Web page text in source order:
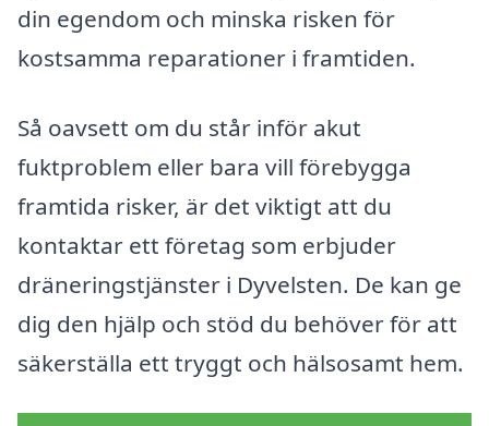
din egendom och minska risken för
kostsamma reparationer i framtiden.
Så oavsett om du står inför akut
fuktproblem eller bara vill förebygga
framtida risker, är det viktigt att du
kontaktar ett företag som erbjuder
dräneringstjänster i Dyvelsten. De kan ge
dig den hjälp och stöd du behöver för att
säkerställa ett tryggt och hälsosamt hem.